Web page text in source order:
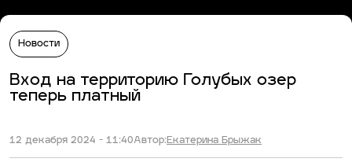
Новости
Вход на территорию Голубых озер
теперь платный
12 декабря 2024 - 11:40Автор:Екатерина Брыжак